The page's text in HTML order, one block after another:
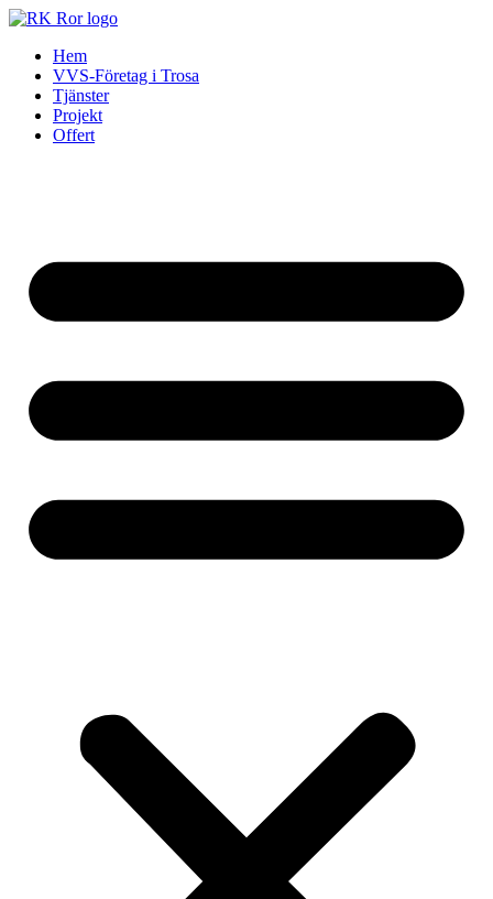
Skip
contentHem
VVS-Företag i Trosa
Tjänster
Projekt
Offert